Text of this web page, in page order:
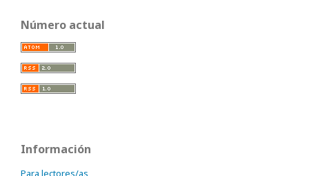
Número actual
Información
Para lectores/as